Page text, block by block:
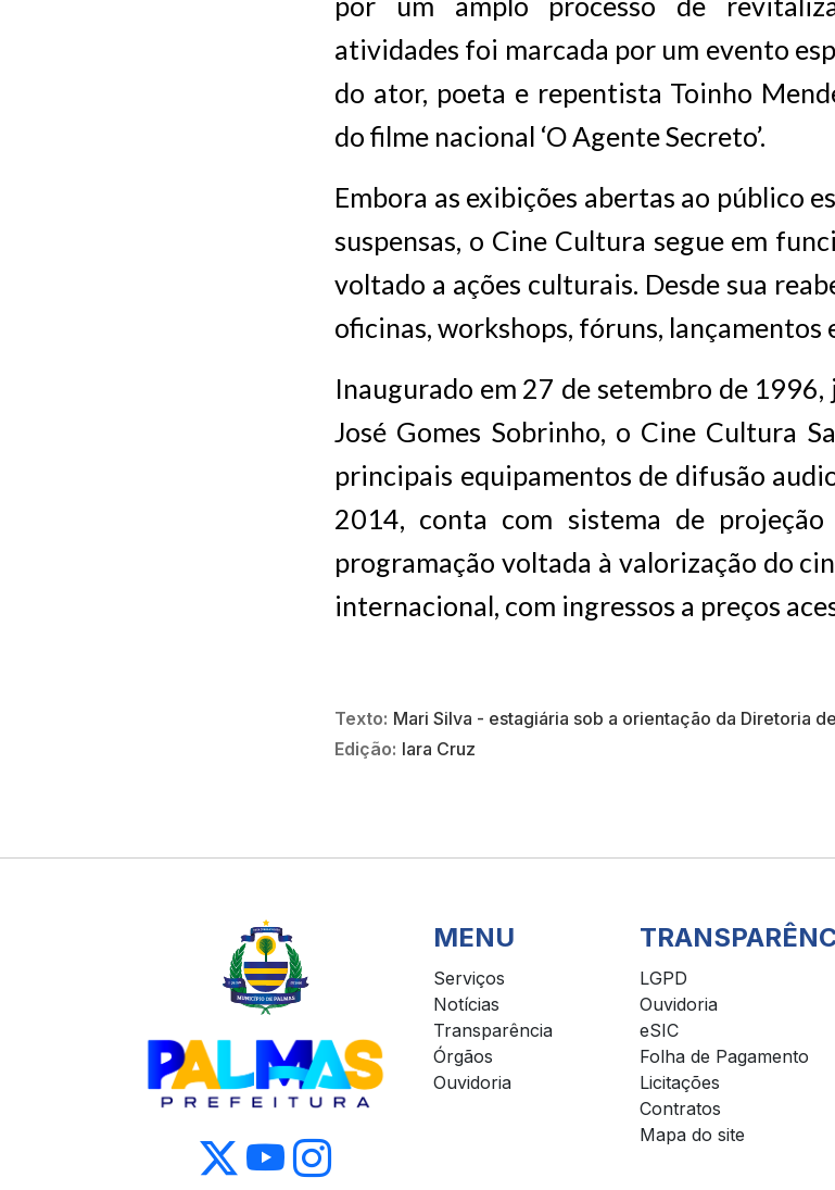
atividades foi marcada por um evento
do ator, poeta e repentista Toinho
do filme nacional ‘O Agente Secreto’.
Embora as exibições abertas ao público
suspensas, o Cine Cultura segue em
voltado a ações culturais. Desde sua
oficinas, workshops, fóruns, lançamentos
Inaugurado em 27 de setembro de
José Gomes Sobrinho, o Cine Cultura
principais equipamentos de difusão
2014, conta com sistema de
programação voltada à valorização do
internacional, com ingressos a preços
Texto: Mari Silva - estagiária sob a orientação da Diretoria
Edição: Iara Cruz
MENU
Serviços
Notícias
Transparência
Órgãos
Ouvidoria
LGPD
Ouvidoria
eSIC
Folha de Pagamento
Licitações
Contratos
Mapa do site